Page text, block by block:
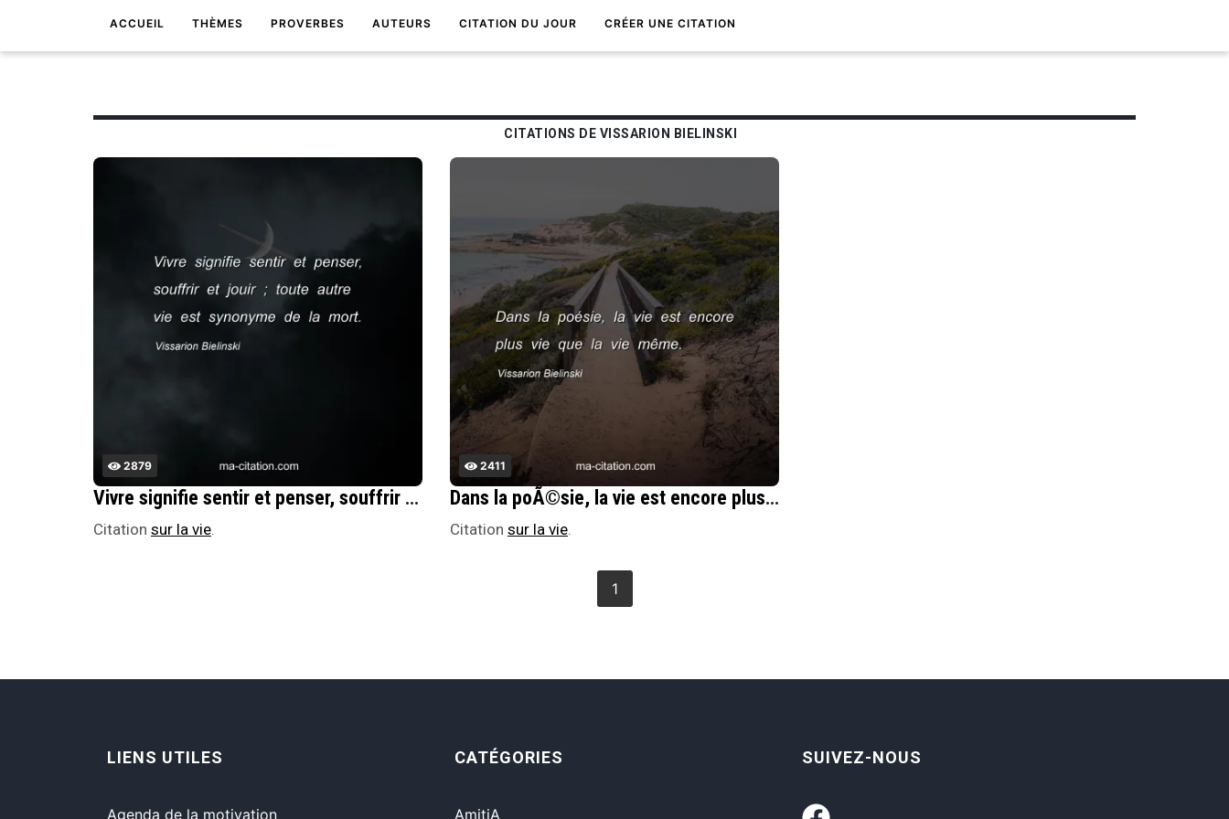
ACCUEIL THÈMES PROVERBES AUTEURS CITATION DU JOUR CRÉER UNE CITATION
CITATIONS DE VISSARION BIELINSKI
2879
Vivre signifie sentir et penser, souffrir et jouir ; toute autre vie est synonyme de la mort.
Citation sur la vie.
2411
Dans la poÃ©sie, la vie est encore plus vie que la vie mÃªme.
Citation sur la vie.
1
LIENS UTILES
Agenda de la motivation
CATÉGORIES
AmitiA
SUIVEZ-NOUS